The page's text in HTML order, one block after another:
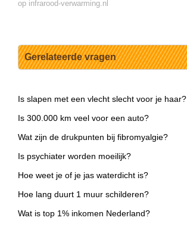
op infrarood-verwarming.nl
Gerelateerde vragen
Is slapen met een vlecht slecht voor je haar?
Is 300.000 km veel voor een auto?
Wat zijn de drukpunten bij fibromyalgie?
Is psychiater worden moeilijk?
Hoe weet je of je jas waterdicht is?
Hoe lang duurt 1 muur schilderen?
Wat is top 1% inkomen Nederland?